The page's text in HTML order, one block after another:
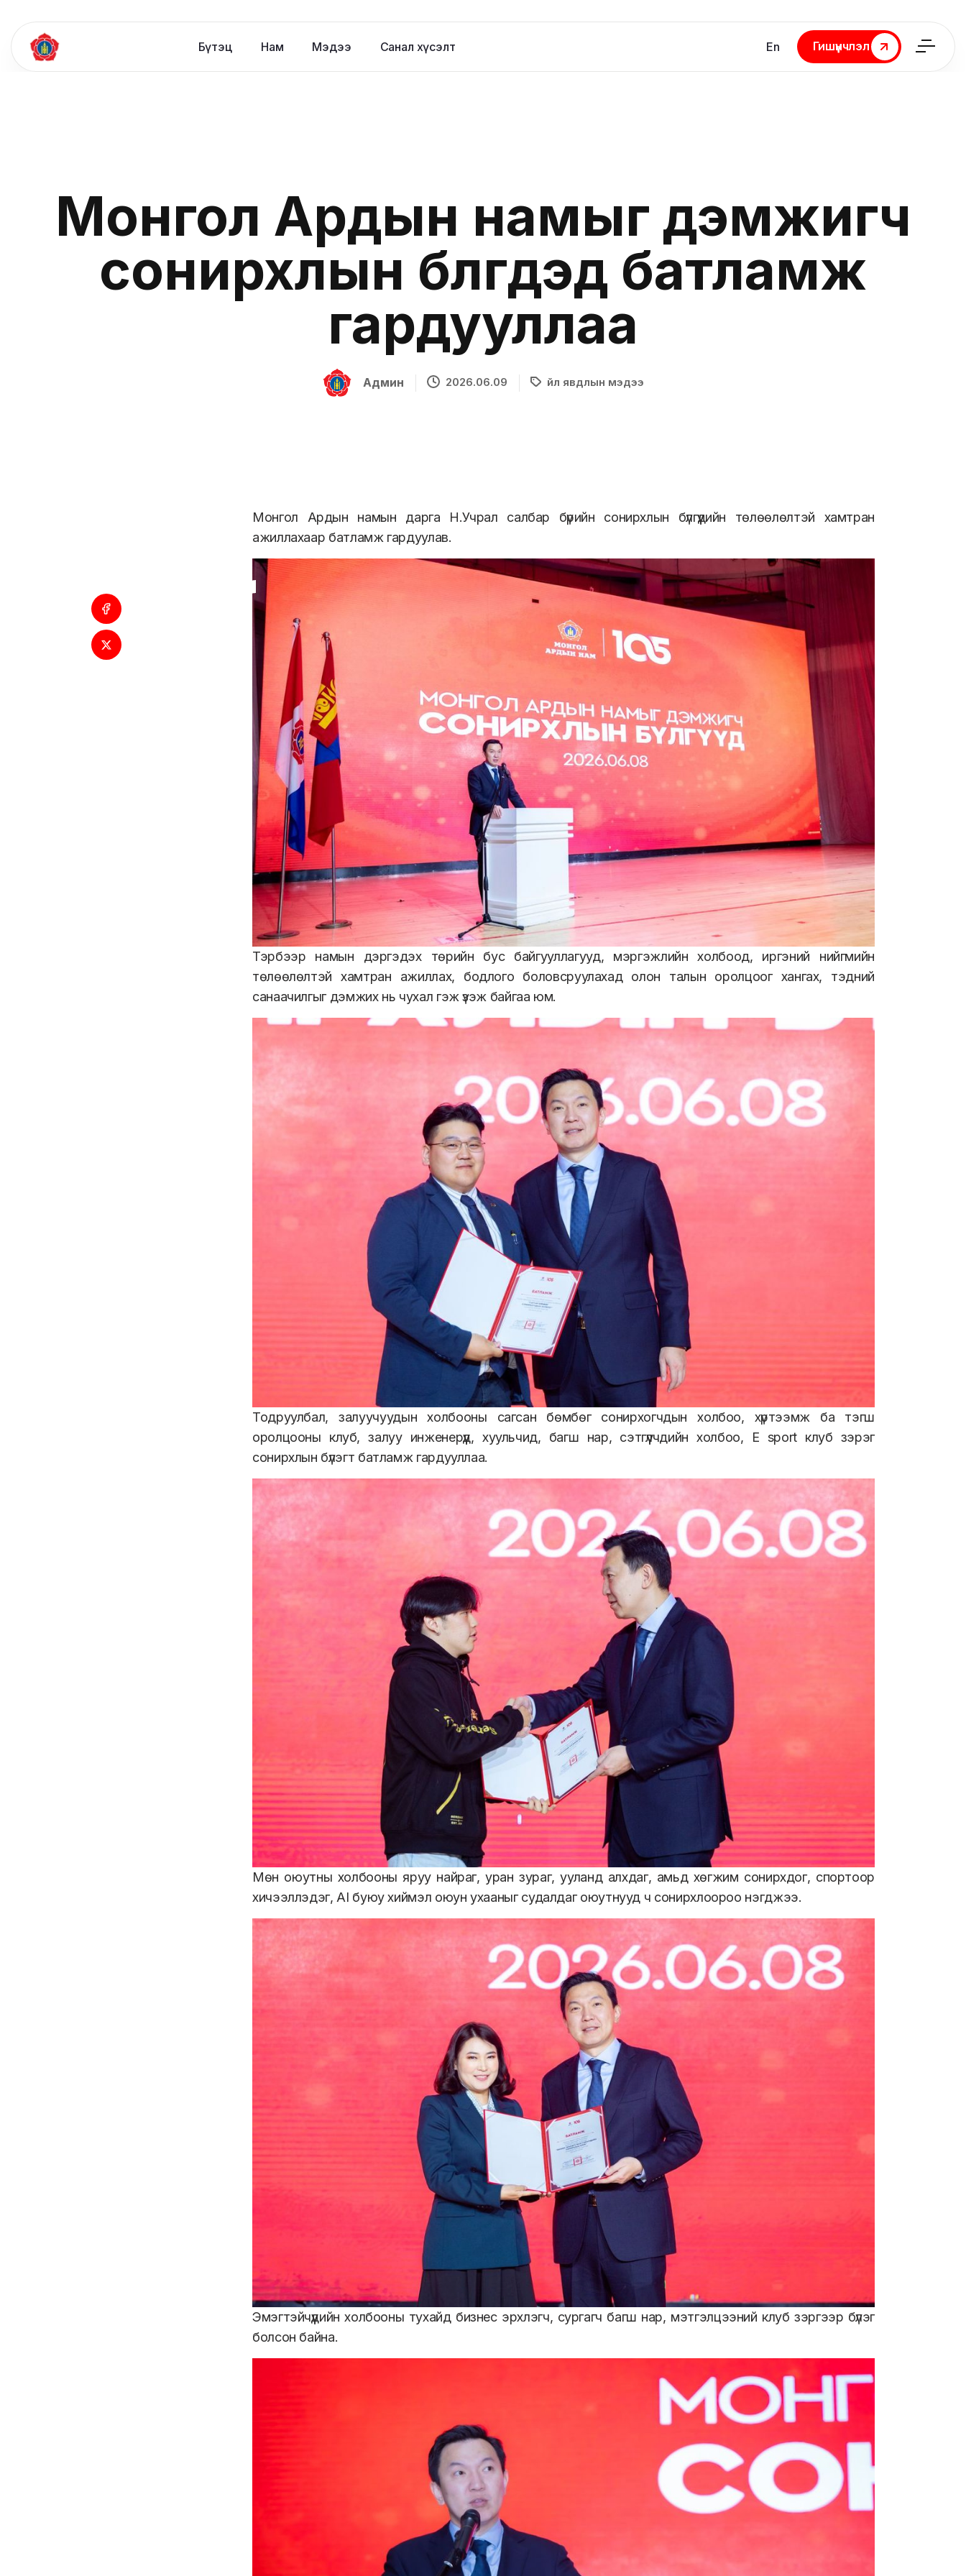
Бүтэц Нам Мэдээ Санал хүсэлт En
Гишүүнчлэл
Гишүүнчлэл
Монгол Ардын намыг дэмжигч
сонирхлын бүлгүүдэд батламж
гардууллаа
Админ 2026.06.09 Үйл явдлын мэдээ
Монгол Ардын намын дарга Н.Учрал салбар бүрийн сонирхлын бүлгүүдийн төлөөлөлтэй хамтран
ажиллахаар батламж гардуулав.
Тэрбээр намын дэргэдэх төрийн бус байгууллагууд, мэргэжлийн холбоод, иргэний нийгмийн
төлөөлөлтэй хамтран ажиллах, бодлого боловсруулахад олон талын оролцоог хангах, тэдний
санаачилгыг дэмжих нь чухал гэж үзэж байгаа юм.
Тодруулбал, залуучуудын холбооны сагсан бөмбөг сонирхогчдын холбоо, хүртээмж ба тэгш
оролцооны клуб, залуу инженерүүд, хуульчид, багш нар, сэтгүүлчдийн холбоо, Е sport клуб зэрэг
сонирхлын бүлэгт батламж гардууллаа.
Мөн оюутны холбооны яруу найраг, уран зураг, ууланд алхдаг, амьд хөгжим сонирхдог, спортоор
хичээллэдэг, AI буюу хиймэл оюун ухааныг судалдаг оюутнууд ч сонирхлоороо нэгджээ.
Эмэгтэйчүүдийн холбооны тухайд бизнес эрхлэгч, сургагч багш нар, мэтгэлцээний клуб зэргээр бүлэг
болсон байна.